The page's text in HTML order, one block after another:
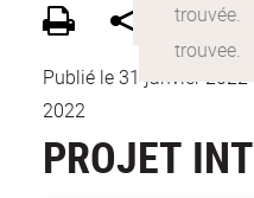
Publié le 31 janvier 2022
2022
PROJET